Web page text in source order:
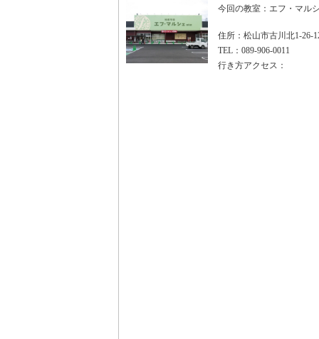
今回の教室：エフ・マル
住所：松山市古川北1-26-
TEL：089-906-0011
行き方アクセス：